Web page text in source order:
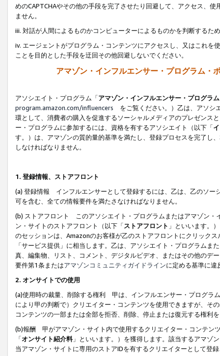
めのCAPTCHAやその他の手段を完了させたり回避して、アクセス、
ません。
iii. 対話が人間によるものかコンピューターによるものかを判断するた
iv. エージェントがプログラム・コンテンツにアクセスし、又はこれ
ことを目的とした手段を迂回その他回避しないでください。
アマゾン・インフルエンサー・プログラム・
アソシエイト・プログラム「アマゾン・インフルエンサー・プログラム
program.amazon.com/influencers をご覧ください。）乙は、アソシ
環として、消費者の購入を促進するソーシャルメディアのプレゼンス
ー・プログラムに参加するには、資格を有するアソシエイト（以下「
す。）は、アマゾンの質的量的基準を満たし、登録プロセスを完了し、
しなければなりません。
1. 登録情報、ストアフロント
(a) 登録情報 インフルエンサーとして登録するには、乙は、乙のソー
可を含む、全ての情報要件を満たさなければなりません。
(b) ストアフロント このアソシエイト・プログラムまたはアマゾン・
ン・サイトのストアフロント（以下「ストアフロント 」といいます。
のセッションは、Amazonのお客様が乙のストアフロントにクリック
「サービス提供」に相当します。乙は、アソシエイト・プログラム
真、編集物、リスト、コメント、デジタルビデオ、またはその他のデ
要件第1条またはアマゾンコミュニティガイドラインに定める基準に違
2. オンサイトでの使用
(a)使用時の裁量、削除する権利 甲は、インフルエンサー・プログラ
により甲の判断で）クリエイター・コンテンツを使用できますが、そ
コンテンツの一部または全部を拒否、削除、停止または復元する権利
(b)報酬 甲がアマゾン・サイト内で使用するクリエイター・コンテン
「オンサイト紹介料」といいます。）を獲得します。該当するアマゾ
当アマゾン・サイトに専用のストアIDを有するクリエイターとして登